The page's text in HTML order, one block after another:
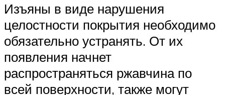
Изъяны в виде нарушения
целостности покрытия необходимо
обязательно устранять. От их
появления начнет
распространяться ржавчина по
всей поверхности, также могут